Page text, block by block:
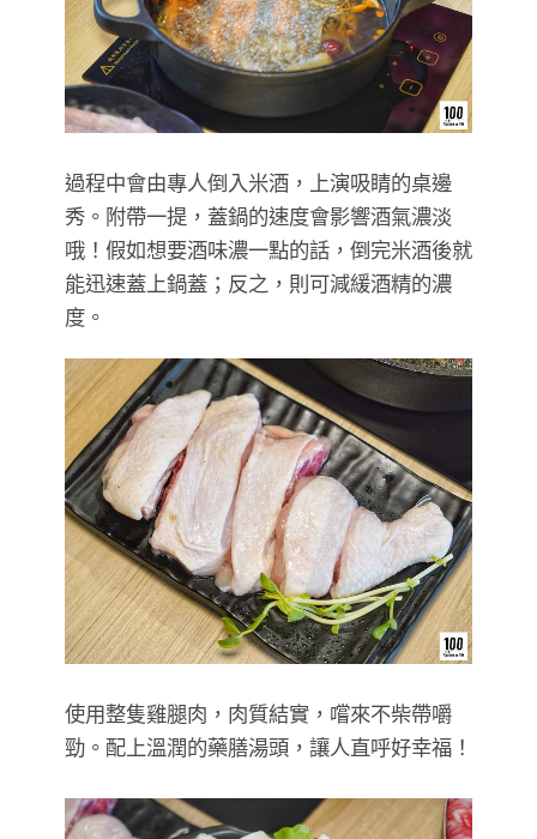
過程中會由專人倒入米酒，上演吸睛的桌邊
秀。附帶一提，蓋鍋的速度會影響酒氣濃淡
哦！假如想要酒味濃一點的話，倒完米酒後就
能迅速蓋上鍋蓋；反之，則可減緩酒精的濃
度。
使用整隻雞腿肉，肉質結實，嚐來不柴帶嚼
勁。配上溫潤的藥膳湯頭，讓人直呼好幸福！